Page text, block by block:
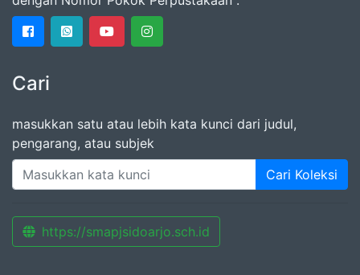
Cari
masukkan satu atau lebih kata kunci dari judul,
pengarang, atau subjek
Cari Koleksi
https://smapjsidoarjo.sch.id